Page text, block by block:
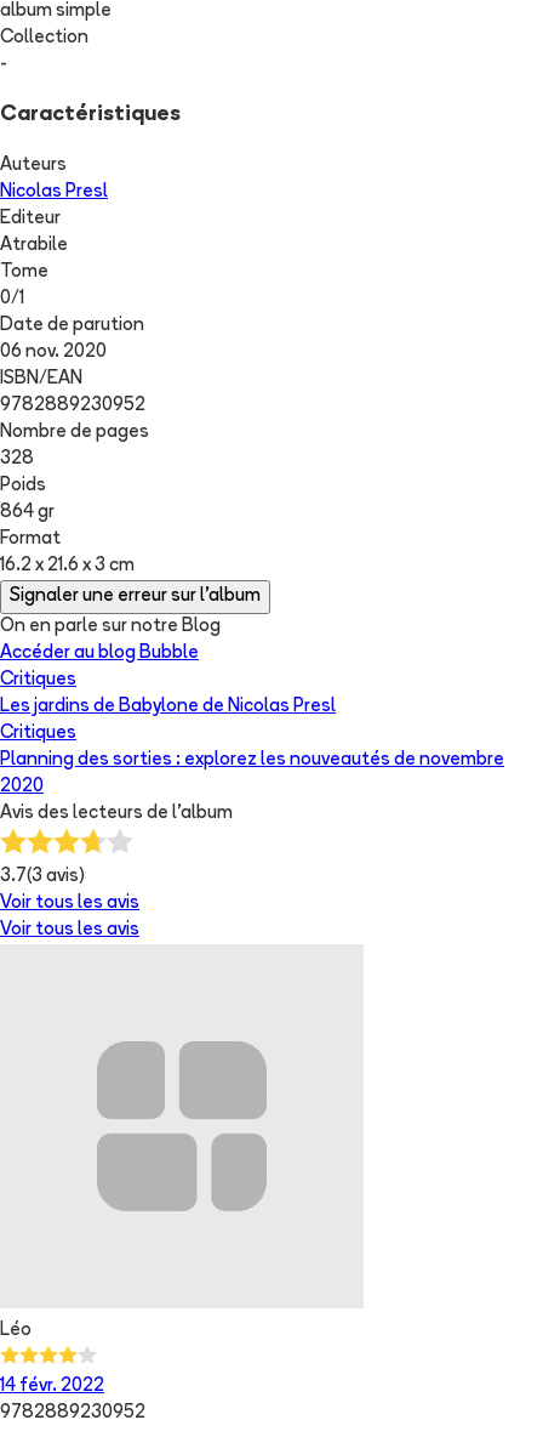
album simple
Collection
-
Caractéristiques
Auteurs
Nicolas Presl
Editeur
Atrabile
Tome
0/1
Date de parution
06 nov. 2020
ISBN/EAN
9782889230952
Nombre de pages
328
Poids
864 gr
Format
16.2 x 21.6 x 3 cm
Signaler une erreur sur l'album
On en parle sur notre Blog
Accéder au blog Bubble
Critiques
Les jardins de Babylone de Nicolas Presl
Critiques
Planning des sorties : explorez les nouveautés de novembre
2020
Avis des lecteurs de l'album
3.7(3 avis)
Voir tous les avis
Voir tous les avis
Léo
14 févr. 2022
9782889230952